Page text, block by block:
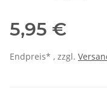
5,95 €
Endpreis* , zzgl.